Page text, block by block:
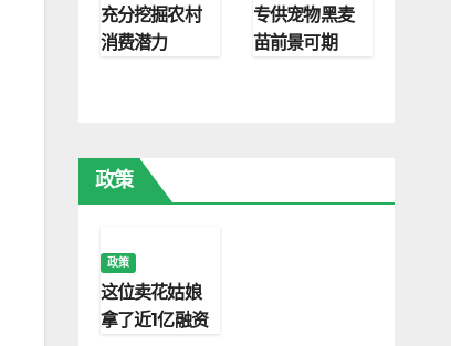
充分挖掘农村
消费潜力
专供宠物黑麦
苗前景可期
政策
政策
这位卖花姑娘
拿了近1亿融资